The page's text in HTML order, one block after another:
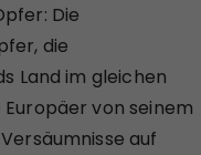
Die
die
Land im gleichen
von seinem
auf